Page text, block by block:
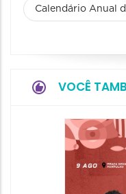
Calendário Anual
VOCÊ